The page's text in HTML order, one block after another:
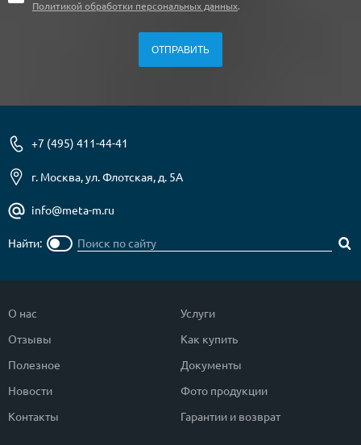
Политикой обработки персональных данных.
+7 (495) 411-44-41
г. Москва, ул. Флотская, д. 5А
info@meta-m.ru
Найти:
О нас
Отзывы
Полезное
Новости
Контакты
Услуги
Как купить
Документы
Фото продукции
Гарантии и возврат